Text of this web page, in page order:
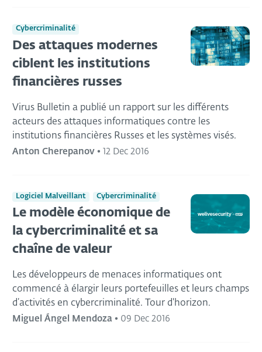
Cybercriminalité
Des attaques modernes
ciblent les institutions
financières russes
Virus Bulletin a publié un rapport sur les différents
acteurs des attaques informatiques contre les
institutions financières Russes et les systèmes visés.
Anton Cherepanov • 12 Dec 2016
Logiciel Malveillant Cybercriminalité
Le modèle économique de
la cybercriminalité et sa
chaîne de valeur
Les développeurs de menaces informatiques ont
commencé à élargir leurs portefeuilles et leurs champs
d’activités en cybercriminalité. Tour d'horizon.
Miguel Ángel Mendoza • 09 Dec 2016